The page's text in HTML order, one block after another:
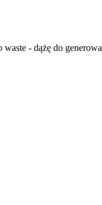
- dążę do